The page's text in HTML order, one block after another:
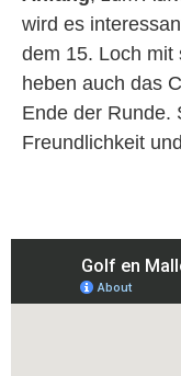
wird es
dem 15. Loch mit
heben auch das
Ende der Runde.
Freundlichkeit